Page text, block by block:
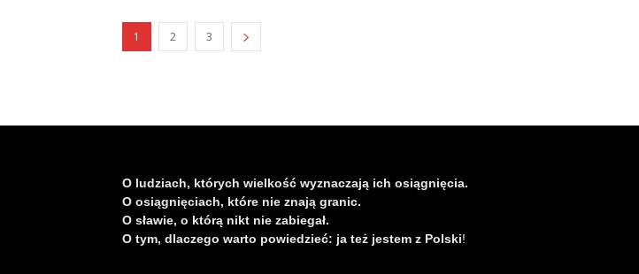
1 2 3
O ludziach, których wielkość wyznaczają ich osiągnięcia.
O osiągnięciach, które nie znają granic.
O sławie, o którą nikt nie zabiegał.
O tym, dlaczego warto powiedzieć: ja też jestem z Polski!